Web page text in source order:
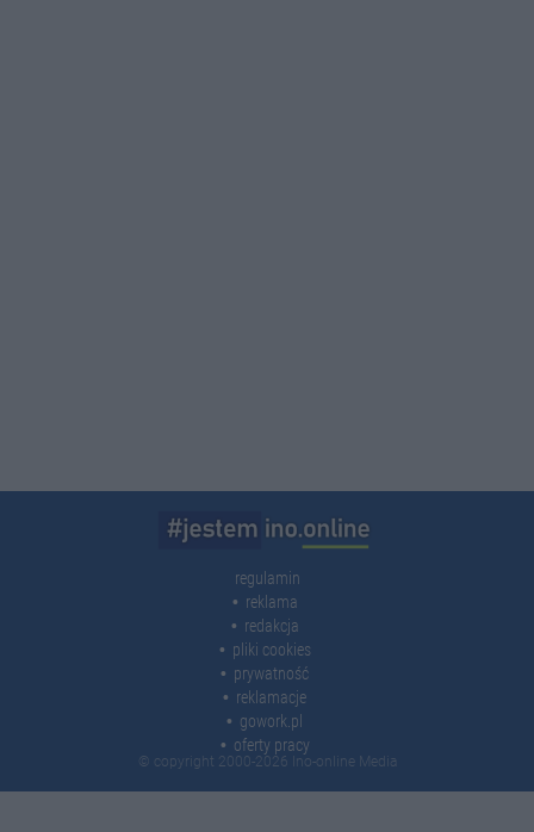
regulamin
reklama
redakcja
pliki cookies
prywatność
reklamacje
gowork.pl
oferty pracy
© copyright 2000-2026 Ino-online Media